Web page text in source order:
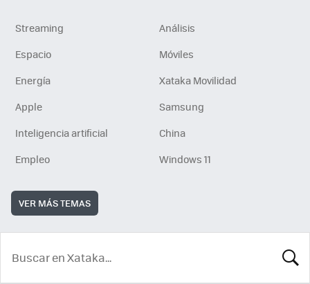
Streaming
Análisis
Espacio
Móviles
Energía
Xataka Movilidad
Apple
Samsung
Inteligencia artificial
China
Empleo
Windows 11
VER MÁS TEMAS